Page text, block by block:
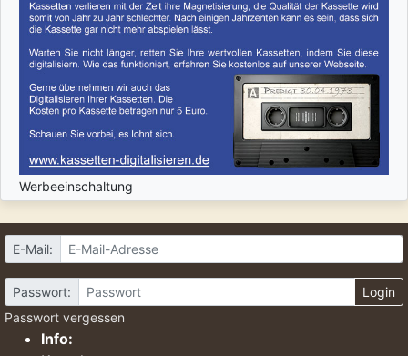
Werbeeinschaltung
E-Mail:
Passwort:
Login
Passwort vergessen
Info: